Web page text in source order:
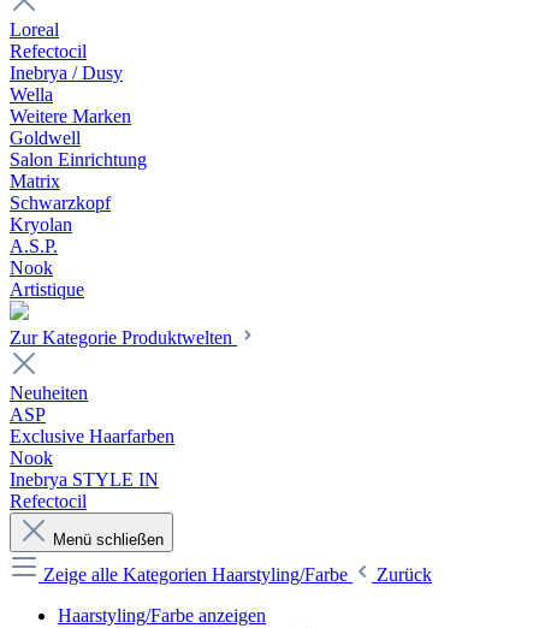
Loreal
Refectocil
Inebrya / Dusy
Wella
Weitere Marken
Goldwell
Salon Einrichtung
Matrix
Schwarzkopf
Kryolan
A.S.P.
Nook
Artistique
Zur Kategorie Produktwelten
Neuheiten
ASP
Exclusive Haarfarben
Nook
Inebrya STYLE IN
Refectocil
Menü schließen
Zeige alle Kategorien Haarstyling/Farbe
Zurück
Haarstyling/Farbe anzeigen